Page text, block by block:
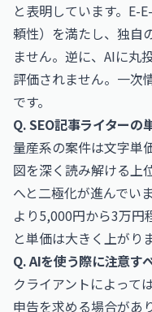
と表明しています。E-
頼性）を満たし、独自
ません。逆に、AIに丸
評価されません。一次
です。
Q. SEO記事ライターの
量産系の案件は文字単
図を深く読み解ける上
へと二極化が進んでい
より5,000円から3万円
と単価は大きく上がりま
Q. AIを使う際に注意す
クライアントによって
申告を求める場合があ